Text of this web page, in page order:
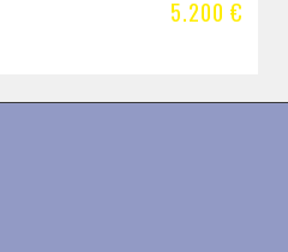
5.200 €